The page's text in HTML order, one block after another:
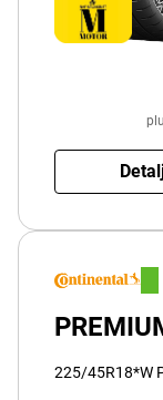
225/45R18*W